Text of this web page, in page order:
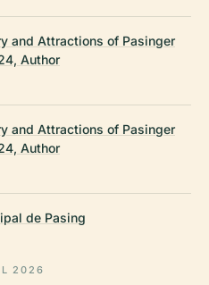
and Attractions of Pasinger
Author
and Attractions of Pasinger
Author
de Pasing
2026